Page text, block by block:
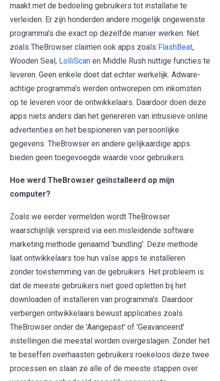
maakt met de bedoeling gebruikers tot installatie te
verleiden. Er zijn honderden andere mogelijk ongewenste
programma's die exact op dezelfde manier werken. Net
zoals TheBrowser claimen ook apps zoals FlashBeat,
Wooden Seal, LolliScan en Middle Rush nuttige functies te
leveren. Geen enkele doet dat echter werkelijk. Adware-
achtige programma's werden ontworepen om inkomsten
op te leveren voor de ontwikkelaars. Daardoor doen deze
apps niets anders dan het genereren van intrusieve online
advertenties en het bespioneren van persoonlijke
gegevens. TheBrowser en andere gelijkaardige apps
bieden geen toegevoegde waarde voor gebruikers.
Hoe werd TheBrowser geïnstalleerd op mijn
computer?
Zoals we eerder vermelden wordt TheBrowser
waarschijnlijk verspreid via een misleidende software
marketing methode genaamd 'bundling'. Deze methode
laat ontwikkelaars toe hun valse apps te installeren
zonder toestemming van de gebruikers. Het probleem is
dat de meeste gebruikers niet goed opletten bij het
downloaden of installeren van programma's. Daardoor
verbergen ontwikkelaars bewust applicaties zoals
TheBrowser onder de 'Aangepast' of 'Geavanceerd'
instellingen die meestal worden overgeslagen. Zonder het
te beseffen overhaasten gebruikers roekeloos deze twee
processen en slaan ze alle of de meeste stappen over